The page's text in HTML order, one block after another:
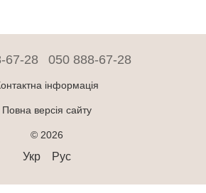
67-28 050 888-67-28
інформація
Повна версія сайту
© 2026
Укр Рус